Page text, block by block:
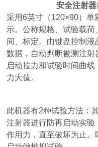
安全注射
采用6英寸（120×90）单
示。公称规格、试验载
间、标定。由键盘控制
数据，自动判断被测注
启动拉力和试验时间曲
力大值。
此机器有2种试验方法：
注射器进行防再启动实验
作用力，直至破坏为止